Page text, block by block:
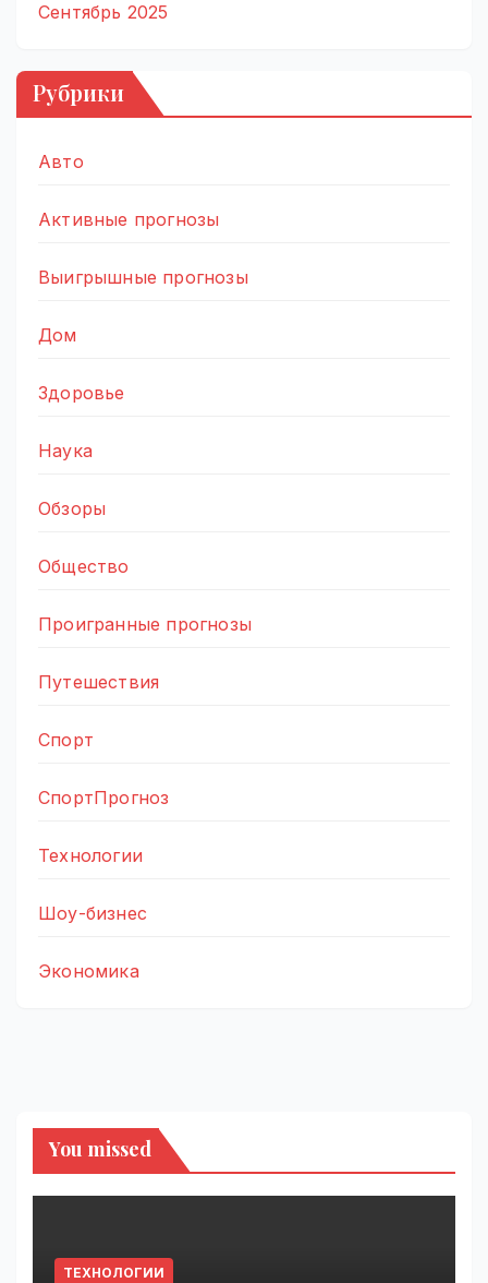
Сентябрь 2025
Рубрики
Авто
Активные прогнозы
Выигрышные прогнозы
Дом
Здоровье
Наука
Обзоры
Общество
Проигранные прогнозы
Путешествия
Спорт
СпортПрогноз
Технологии
Шоу-бизнес
Экономика
You missed
ТЕХНОЛОГИИ